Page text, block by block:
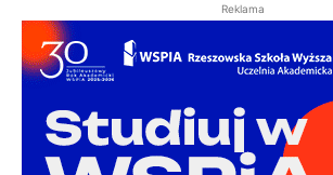
Reklama